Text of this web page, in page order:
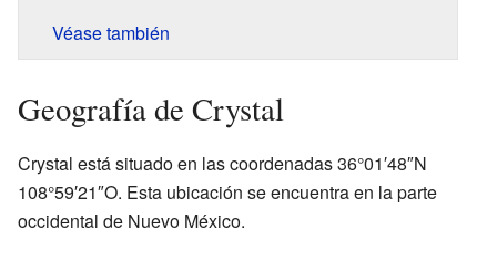
Véase también
Geografía de Crystal
Crystal está situado en las coordenadas 36°01′48″N
108°59′21″O. Esta ubicación se encuentra en la parte
occidental de Nuevo México.